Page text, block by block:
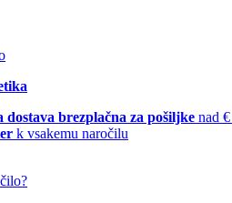
brezplačna za pošiljke nad
k vsakemu naročilu